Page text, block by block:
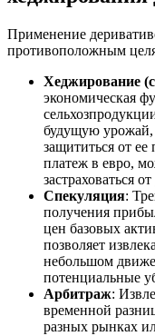
Применение
противоположным
Хеджирование
экономическая
будущую урожай,
защититься от
платеж в евро,
застраховаться
Спекуляция:
получения
цен базовых
позволяет
небольшом
потенциальные
Арбитраж:
временной
разных рынках